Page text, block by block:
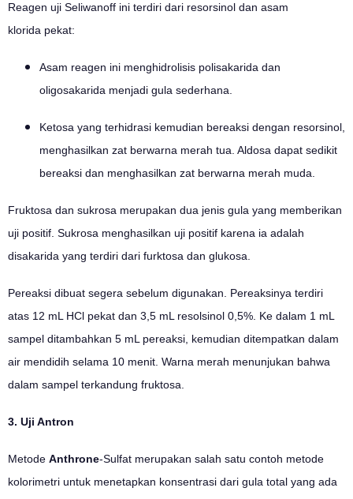
Reagen uji Seliwanoff ini terdiri dari resorsinol dan asam
klorida pekat:
Asam reagen ini menghidrolisis polisakarida dan
oligosakarida menjadi gula sederhana.
Ketosa yang terhidrasi kemudian bereaksi dengan resorsinol,
menghasilkan zat berwarna merah tua. Aldosa dapat sedikit
bereaksi dan menghasilkan zat berwarna merah muda.
Fruktosa dan sukrosa merupakan dua jenis gula yang memberikan
uji positif. Sukrosa menghasilkan uji positif karena ia adalah
disakarida yang terdiri dari furktosa dan glukosa.
Pereaksi dibuat segera sebelum digunakan. Pereaksinya terdiri
atas 12 mL HCl pekat dan 3,5 mL resolsinol 0,5%. Ke dalam 1 mL
sampel ditambahkan 5 mL pereaksi, kemudian ditempatkan dalam
air mendidih selama 10 menit. Warna merah menunjukan bahwa
dalam sampel terkandung fruktosa.
3. Uji Antron
Metode Anthrone-Sulfat merupakan salah satu contoh metode
kolorimetri untuk menetapkan konsentrasi dari gula total yang ada